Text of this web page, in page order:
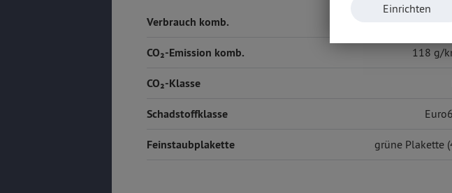
Verbrauch komb.
CO₂-Emission komb. 118 g/
CO₂-Klasse
Schadstoffklasse
Feinstaubplakette grüne Plakette
Einrichten